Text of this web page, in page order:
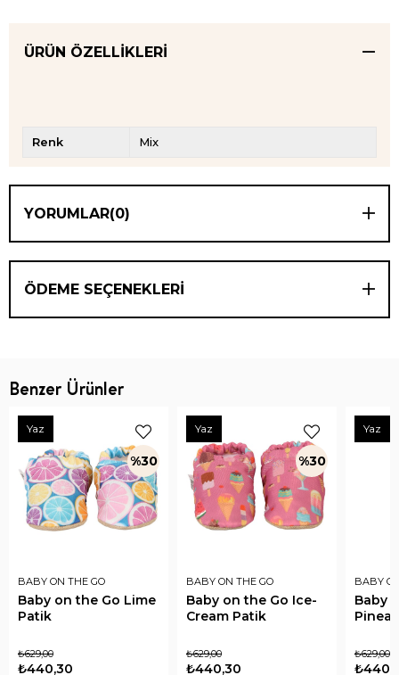
ÜRÜN ÖZELLIKLERI
Renk Mix
YORUMLAR(0)
ÖDEME SEÇENEKLERI
Benzer Ürünler
BABY ON THE GO
Baby on the Go Lime
Patik
₺440,30
₺629,00
%30
Yaz
BABY ON THE GO
Baby on the Go Ice-
Cream Patik
₺440,30
₺629,00
%30
Yaz
BABY
Baby
₺629,00
Yaz